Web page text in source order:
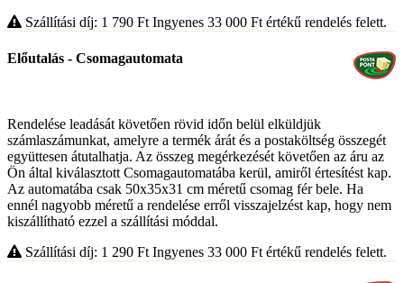
Szállítási díj: 1 790 Ft Ingyenes 33 000 Ft értékű rendelés felett.
Előutalás - Csomagautomata
Rendelése leadását követően rövid időn belül elküldjük
számlaszámunkat, amelyre a termék árát és a postaköltség összegét
együttesen átutalhatja. Az összeg megérkezését követően az áru az
Ön által kiválasztott Csomagautomatába kerül, amiről értesítést kap.
Az automatába csak 50x35x31 cm méretű csomag fér bele. Ha
ennél nagyobb méretű a rendelése erről visszajelzést kap, hogy nem
kiszállítható ezzel a szállítási móddal.
Szállítási díj: 1 290 Ft Ingyenes 33 000 Ft értékű rendelés felett.